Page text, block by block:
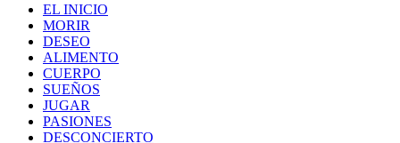
EL INICIO
MORIR
DESEO
ALIMENTO
CUERPO
SUEÑOS
JUGAR
PASIONES
DESCONCIERTO